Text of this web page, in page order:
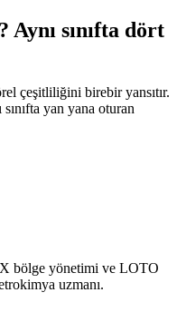
Aynı sınıfta dört
çeşitliliğini birebir yansıtır.
yan yana oturan
bölge yönetimi ve LOTO
uzmanı.